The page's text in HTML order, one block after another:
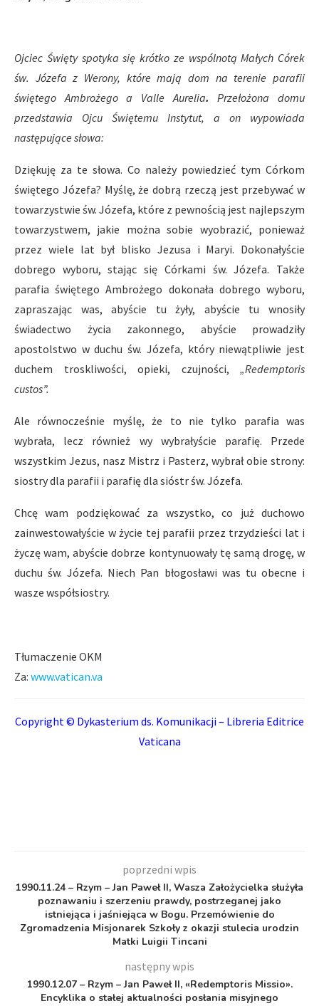
Ojciec Święty spotyka się krótko ze wspólnotą Małych Córek
św. Józefa z Werony, które mają dom na terenie parafii
świętego Ambrożegoa Valle Aurelia. Przełożona domu
przedstawia Ojcu Świętemu Instytut, a on wypowiada
następujące słowa:
Dziękuję za te słowa. Co należy powiedzieć tym Córkom
świętego Józefa? Myślę, że dobrą rzeczą jest przebywać w
towarzystwie św. Józefa, które z pewnością jest najlepszym
towarzystwem, jakie można sobie wyobrazić, ponieważ
przez wiele lat był blisko Jezusa i Maryi. Dokonałyście
dobrego wyboru, stając się Córkami św. Józefa. Także
parafia świętego Ambrożego dokonała dobrego wyboru,
zapraszając was, abyście tu żyły, abyście tu wnosiły
świadectwo życia zakonnego, abyście prowadziły
apostolstwo w duchu św. Józefa, który niewątpliwie jest
duchem troskliwości, opieki, czujności, „Redemptoris
custos”.
Ale równocześnie myślę, że to nie tylko parafia was
wybrała, lecz również wy wybrałyście parafię. Przede
wszystkim Jezus, nasz Mistrz i Pasterz, wybrał obie strony:
siostry dla parafii i parafię dla sióstr św. Józefa.
Chcę wam podziękować za wszystko, co już duchowo
zainwestowałyście w życie tej parafii przez trzydzieści lat i
życzę wam, abyście dobrze kontynuowały tę samą drogę, w
duchu św. Józefa. Niech Pan błogosławi was tu obecne i
wasze współsiostry.
Tłumaczenie OKM
Za: www.vatican.va
Copyright © Dykasterium ds. Komunikacji – Libreria Editrice
Vaticana
poprzedni wpis
1990.11.24 – Rzym – Jan Paweł II, Wasza Założycielka służyła
poznawaniu i szerzeniu prawdy, postrzeganej jako
istniejąca i jaśniejąca w Bogu. Przemówienie do
Zgromadzenia Misjonarek Szkoły z okazji stulecia urodzin
Matki Luigii Tincani
następny wpis
1990.12.07 – Rzym – Jan Paweł II, «Redemptoris Missio».
Encyklika o stałej aktualności posłania misyjnego